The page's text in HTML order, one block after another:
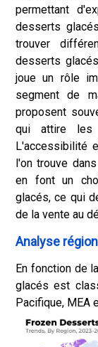
permettant
desserts
trouver
desserts
joue un rôle
segment de
proposent
qui attire les
L'accessibilité
l'on trouve
en font un
glacés, ce qui
de la vente au
Analyse
En fonction de
glacés est
Pacifique, MEA